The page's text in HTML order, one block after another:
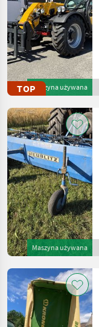
TOPMaszyna używana
Maszyna używana